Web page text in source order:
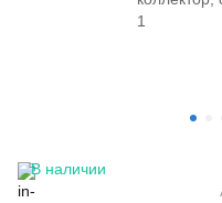
В наличии